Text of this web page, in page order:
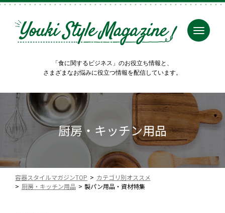
「食に関するビジネス」のお役立ち情報と、
さまざまなお悩みに役立つ情報を配信しています。
厨房・キッチン用品
容器スタイルマガジンTOP
カテゴリ別オススメ
厨房・キッチン用品
製パン用品・資材特集